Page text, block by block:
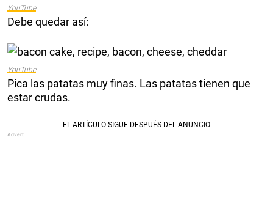
YouTube
Debe quedar así:
YouTube
Pica las patatas muy finas. Las patatas tienen que
estar crudas.